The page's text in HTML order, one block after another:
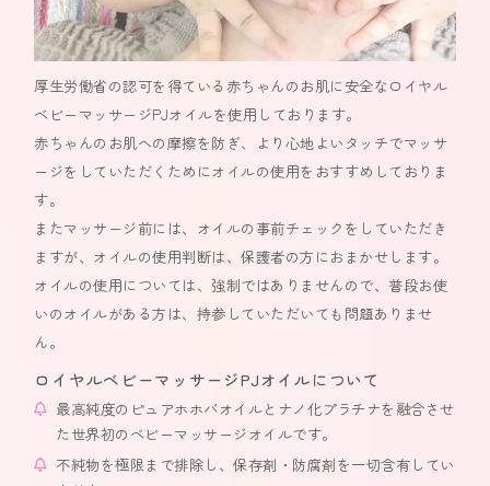
厚生労働省の認可を得ている赤ちゃんのお肌に安全なロイヤル
ベビーマッサージPJオイルを使用しております。
赤ちゃんのお肌への摩擦を防ぎ、より心地よいタッチでマッサ
ージをしていただくためにオイルの使用をおすすめしておりま
す。
またマッサージ前には、オイルの事前チェックをしていただき
ますが、オイルの使用判断は、保護者の方におまかせします。
オイルの使用については、強制ではありませんので、普段お使
いのオイルがある方は、持参していただいても問題ありませ
ん。
ロイヤルベビーマッサージPJオイルについて
最高純度のピュアホホバオイルとナノ化プラチナを融合させ
た世界初のベビーマッサージオイルです。
不純物を極限まで排除し、保存剤・防腐剤を一切含有してい